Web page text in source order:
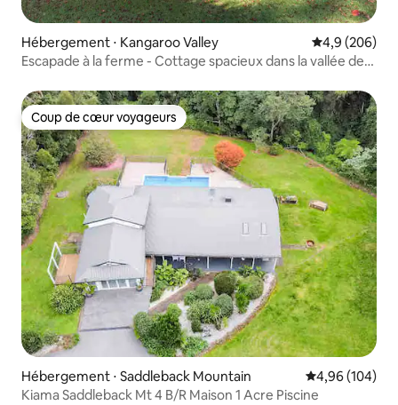
Hébergement ⋅ Kangaroo Valley Évaluation
4,9 (206)
Escapade à la ferme - Cottage spacieux dans la vallée de
Coup de cœur voyageurs
Coup de cœur voyageurs
Hébergement ⋅ Saddleback Mountain Évaluation
4,96 (104)
Kiama Saddleback Mt 4 B/R Maison 1 Acre Piscine